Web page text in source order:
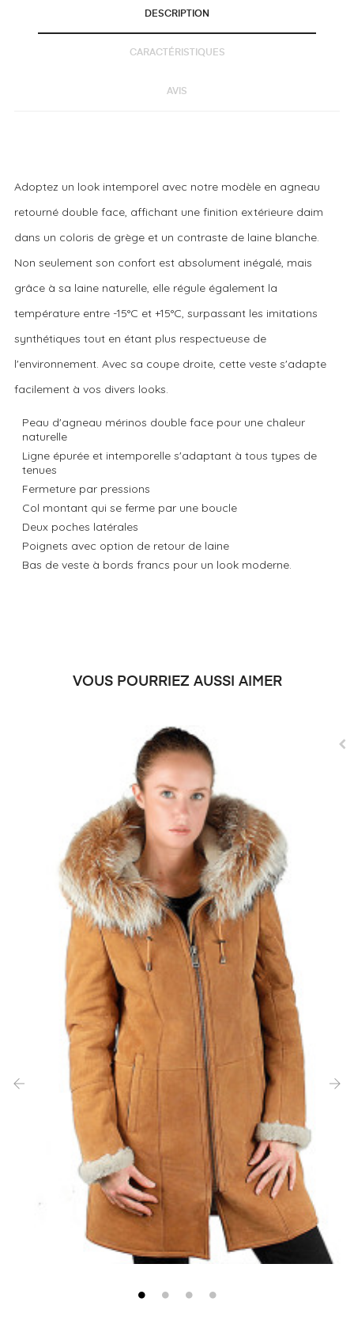
DESCRIPTION
CARACTÉRISTIQUES
AVIS
Adoptez un look intemporel avec notre modèle en agneau
retourné double face, affichant une finition extérieure daim
dans un coloris de grège et un contraste de laine blanche.
Non seulement son confort est absolument inégalé, mais
grâce à sa laine naturelle, elle régule également la
température entre -15°C et +15°C, surpassant les imitations
synthétiques tout en étant plus respectueuse de
l'environnement. Avec sa coupe droite, cette veste s'adapte
facilement à vos divers looks.
Peau d'agneau mérinos double face pour une chaleur
naturelle
Ligne épurée et intemporelle s'adaptant à tous types de
tenues
Fermeture par pressions
Col montant qui se ferme par une boucle
Deux poches latérales
Poignets avec option de retour de laine
Bas de veste à bords francs pour un look moderne.
VOUS POURRIEZ AUSSI AIMER